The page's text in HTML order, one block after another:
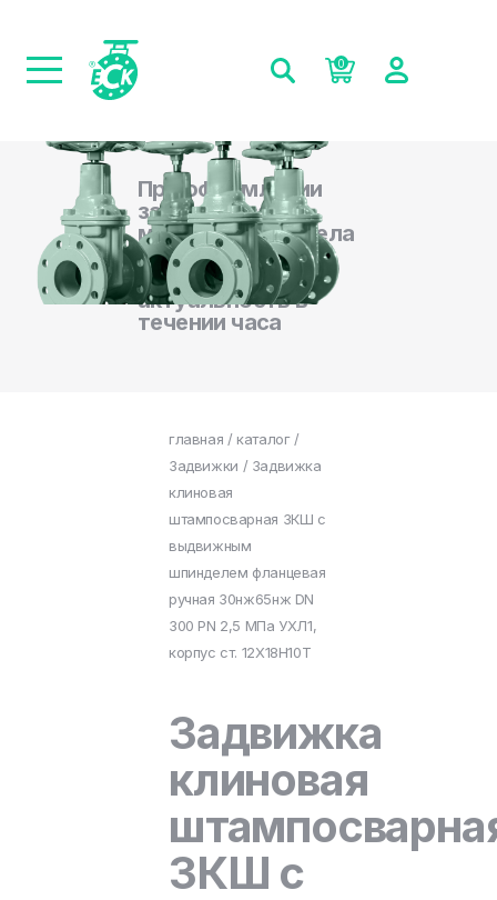
0
При оформлении
заказа на сайте,
менеджеры отдела
продаж
подтверждают
актуальность в
течении часа
главная / каталог/
Задвижки / Задвижка
клиновая
штампосварная ЗКШ с
выдвижным
шпинделем фланцевая
ручная 30нж65нж DN
300 PN 2,5 МПа УХЛ1,
корпус ст. 12Х18Н10Т
Задвижка
клиновая
ЗКШ с